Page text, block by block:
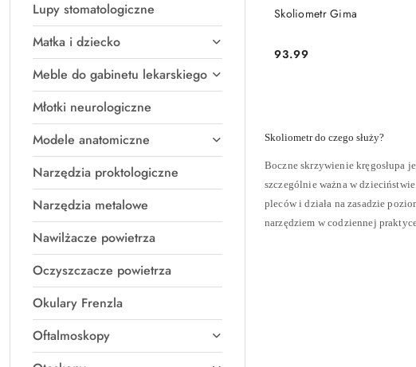
Lupy stomatologiczne
Matka i dziecko
Meble do gabinetu lekarskiego
Młotki neurologiczne
Modele anatomiczne
Narzędzia proktologiczne
Narzędzia metalowe
Nawilżacze powietrza
Oczyszczacze powietrza
Okulary Frenzla
Oftalmoskopy
Skoliometr Gima
Cena:
93.99
Skoliometr do czego służy?
Boczne skrzywienie kręgosłupa
szczególnie ważna w
pleców i działa na zasadzie
narzędziem w codziennej